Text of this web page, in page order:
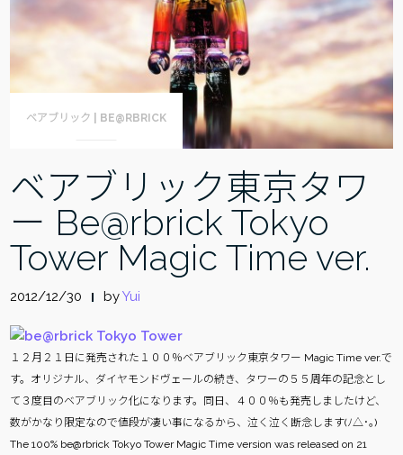
ベアブリック | BE@RBRICK
ベアブリック東京タワ
ー Be@rbrick Tokyo
Tower Magic Time ver.
2012/12/30 byYui
１２月２１日に発売された１００％ベアブリック東京タワー Magic Time ver.で
す。オリジナル、ダイヤモンドヴェールの続き、タワーの５５周年の記念とし
て３度目のベアブリック化になります。同日、４００％も発売しましたけど、
数がかなり限定なので値段が凄い事になるから、泣く泣く断念します(ﾉ△･｡)
The 100% be@rbrick Tokyo Tower Magic Time version was released on 21